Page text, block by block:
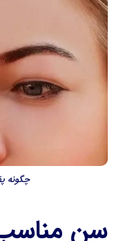
چگونه
سن